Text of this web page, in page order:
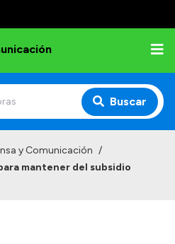
Buscar
y Comunicación /
mantener del subsidio